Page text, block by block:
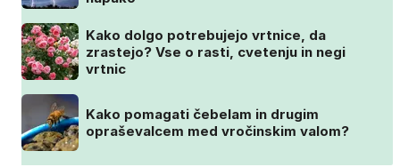
Kako dolgo potrebujejo vrtnice, da
zrastejo? Vse o rasti, cvetenju in negi
vrtnic
Kako pomagati čebelam in drugim
opraševalcem med vročinskim valom?